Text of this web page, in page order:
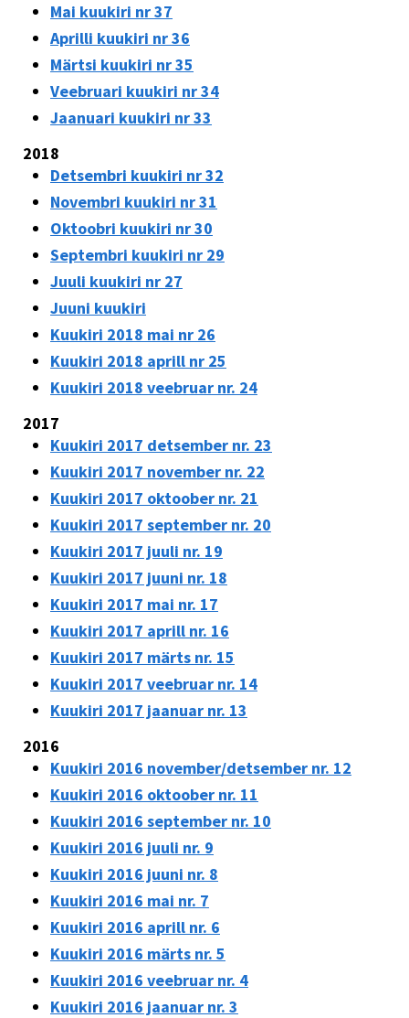
Mai kuukiri nr 37
Aprilli kuukiri nr 36
Märtsi kuukiri nr 35
Veebruari kuukiri nr 34
Jaanuari kuukiri nr 33
2018
Detsembri kuukiri nr 32
Novembri kuukiri nr 31
Oktoobri kuukiri nr 30
Septembri kuukiri nr 29
Juuli kuukiri nr 27
Juuni kuukiri
Kuukiri 2018 mai nr 26
Kuukiri 2018 aprill nr 25
Kuukiri 2018 veebruar nr. 24
2017
Kuukiri 2017 detsember nr. 23
Kuukiri 2017 november nr. 22
Kuukiri 2017 oktoober nr. 21
Kuukiri 2017 september nr. 20
Kuukiri 2017 juuli nr. 19
Kuukiri 2017 juuni nr. 18
Kuukiri 2017 mai nr. 17
Kuukiri 2017 aprill nr. 16
Kuukiri 2017 märts nr. 15
Kuukiri 2017 veebruar nr. 14
Kuukiri 2017 jaanuar nr. 13
2016
Kuukiri 2016 november/detsember nr. 12
Kuukiri 2016 oktoober nr. 11
Kuukiri 2016 september nr. 10
Kuukiri 2016 juuli nr. 9
Kuukiri 2016 juuni nr. 8
Kuukiri 2016 mai nr. 7
Kuukiri 2016 aprill nr. 6
Kuukiri 2016 märts nr. 5
Kuukiri 2016 veebruar nr. 4
Kuukiri 2016 jaanuar nr. 3